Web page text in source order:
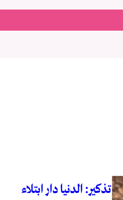
تذكير: الدنيا دار ابتلاء